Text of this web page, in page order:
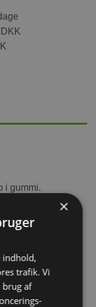
i gummi.
×
indhold,
trafik. Vi
brug af